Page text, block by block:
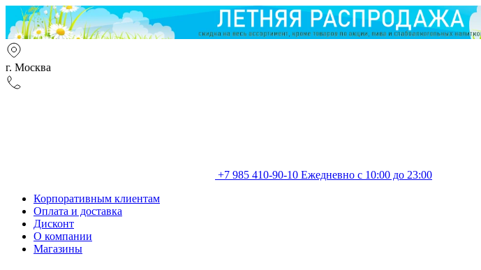
г. Москва
+7 985 410-90-10 Ежедневно с 10:00 до 23:00
Корпоративным клиентам
Оплата и доставка
Дисконт
О компании
Магазины